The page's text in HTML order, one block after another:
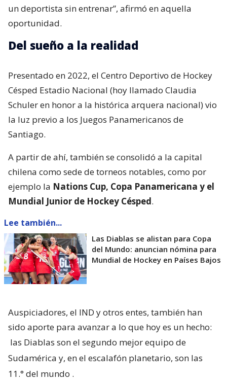
un deportista sin entrenar”, afirmó en aquella
oportunidad.
Del sueño a la realidad
Presentado en 2022, el Centro Deportivo de Hockey
Césped Estadio Nacional (hoy llamado Claudia
Schuler en honor a la histórica arquera nacional) vio
la luz previo a los Juegos Panamericanos de
Santiago.
A partir de ahí, también se consolidó a la capital
chilena como sede de torneos notables, como por
ejemplo la Nations Cup, Copa Panamericana y el
Mundial Junior de Hockey Césped.
Lee también...
Las Diablas se alistan para Copa
del Mundo: anuncian nómina para
Mundial de Hockey en Países Bajos
Auspiciadores, el IND y otros entes, también han
sido aporte para avanzar a lo que hoy es un hecho:
las Diablas son el segundo mejor equipo de
Sudamérica y, en el escalafón planetario, son las
11.° del mundo .